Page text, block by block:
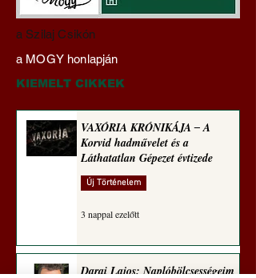
Darai Lajos:
Naplóbölcsességeim
(2024)
a Szilaj Csikón
a MOGY honlapján
KIEMELT CIKKEK
VAXÓRIA KRÓNIKÁJA ‒ A
Korvid hadművelet és a
Láthatatlan Gépezet évtizede
Új Történelem
3 nappal ezelőtt
Darai Lajos: Naplóbölcsességeim